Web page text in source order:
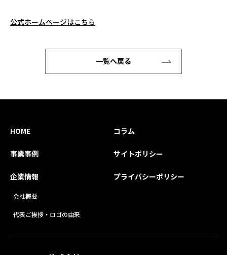
公式ホームページはこちら
一覧へ戻る
HOME コラム
事業事例 サイトポリシー
企業情報
会社概要
代表ご挨拶・ロゴの由来
プライバシーポリシー